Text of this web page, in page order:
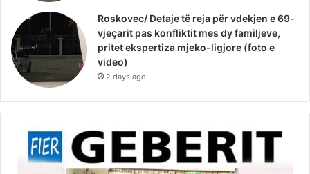
Roskovec/ Detaje të reja për vdekjen e 69-
vjeçarit pas konfliktit mes dy familjeve,
pritet ekspertiza mjeko-ligjore (foto e
video)
2 days ago